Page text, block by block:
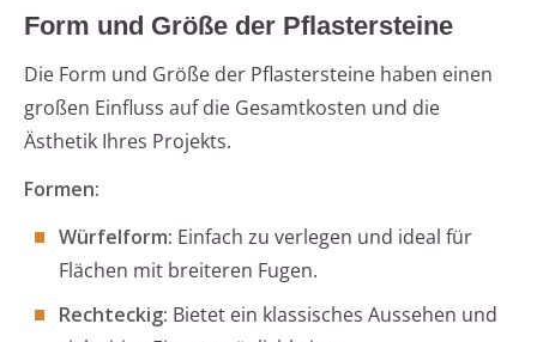
Form und Größe der Pflastersteine
Die Form und Größe der Pflastersteine haben einen
großen Einfluss auf die Gesamtkosten und die
Ästhetik Ihres Projekts.
Formen:
Würfelform: Einfach zu verlegen und ideal für
Flächen mit breiteren Fugen.
Rechteckig: Bietet ein klassisches Aussehen und